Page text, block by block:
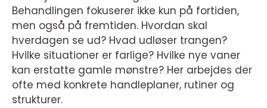
Behandlingen fokuserer ikke kun på fortiden,
men også på fremtiden. Hvordan skal
hverdagen se ud? Hvad udløser trangen?
Hvilke situationer er farlige? Hvilke nye vaner
kan erstatte gamle mønstre? Her arbejdes der
ofte med konkrete handleplaner, rutiner og
strukturer.